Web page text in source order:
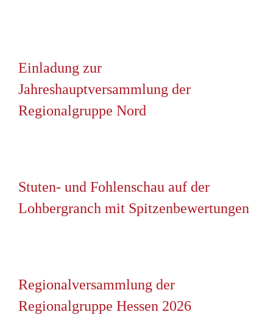
Einladung zur
Jahreshauptversammlung der
Regionalgruppe Nord
Stuten- und Fohlenschau auf der
Lohbergranch mit Spitzenbewertungen
Regionalversammlung der
Regionalgruppe Hessen 2026